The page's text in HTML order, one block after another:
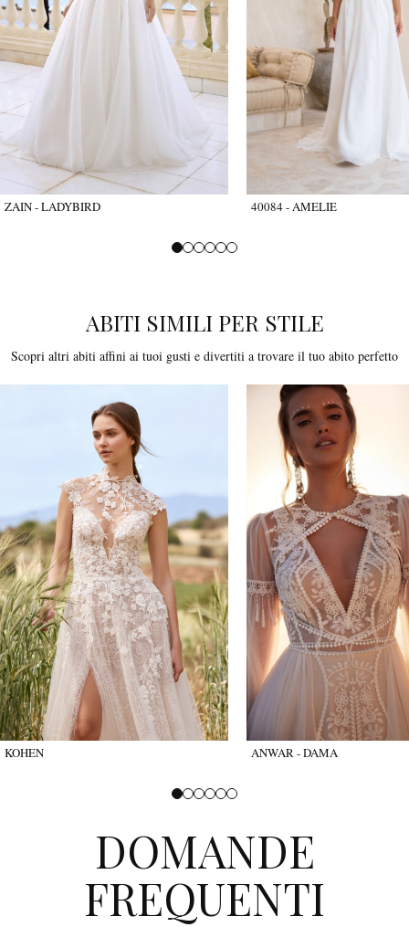
ZAIN - LADYBIRD 40084 - AMELIE
ABITI SIMILI PER STILE
Scopri altri abiti affini ai tuoi gusti e divertiti a trovare il tuo abito perfetto
KOHEN ANWAR - DAMA
DOMANDE
FREQUENTI